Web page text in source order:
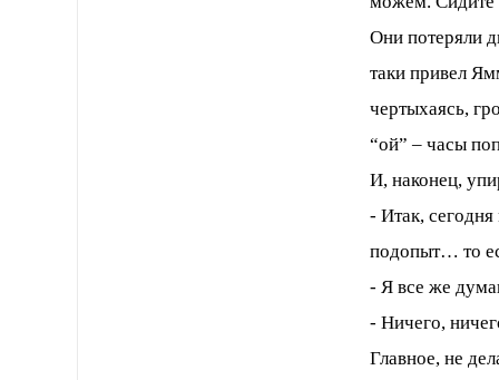
Они потеряли
таки привел
чертыхаясь,
“ой” – часы
И, наконец,
- Итак, сегодня
подопыт… то
- Я все же
- Ничего,
Главное, не